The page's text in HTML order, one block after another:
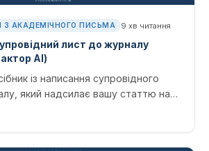
З АКАДЕМІЧНОГО ПИСЬМА 9 хв читання
лист до журналу
AI)
із написання супровідного
який надсилає вашу статтю на
помилки, яких слід